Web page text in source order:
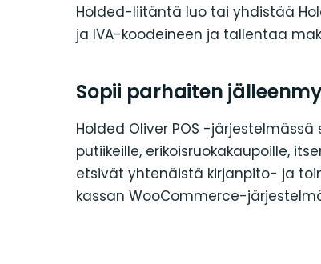
Holded-liitäntä luo tai yhdistää
ja IVA-koodeineen ja tallentaa
Sopii parhaiten
Holded Oliver POS -
putiikeille, erikoisruokakaupoille,
etsivät yhtenäistä kirjanpito- ja
kassan WooCommerce-